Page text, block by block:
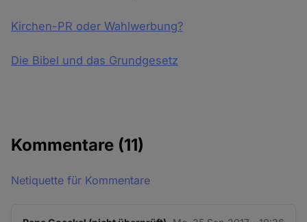
Kirchen-PR oder Wahlwerbung?
Die Bibel und das Grundgesetz
Kommentare (11)
Netiquette für Kommentare